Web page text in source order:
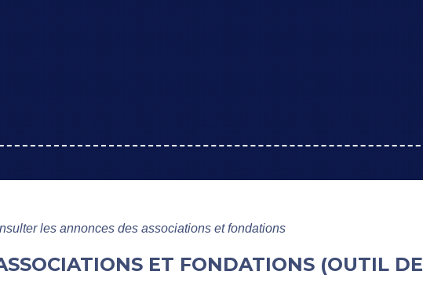
les annonces des associations et fondations
ET FONDATIONS (OUTIL DE